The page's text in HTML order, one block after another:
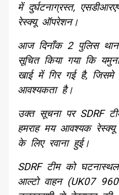
में दुर्घटनाग्रस्त,
रेस्क्यू ऑपरेशन।
आज दिनाँक 2 पुलिस थाना
सूचित किया गया कि
खाई में गिर गई है, जिसमे
आवश्यकता है।
उक्त सूचना पर SDRF
हमराह मय आवश्यक
के लिए रवाना हुई।
SDRF टीम को
आल्टो वाहन (UK07